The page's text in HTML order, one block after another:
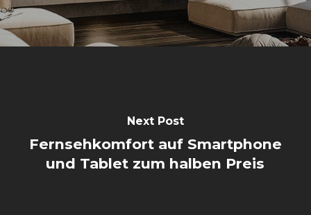
Next Post
Fernsehkomfort auf Smartphone
und Tablet zum halben Preis